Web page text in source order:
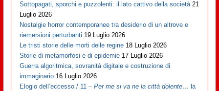
Sottopagati, sporchi e puzzolenti: il lato cattivo della società 21
Luglio 2026
Nostalgie horror contemporanee tra desiderio di un altrove e
riemersioni perturbanti 19 Luglio 2026
Le tristi storie delle morti delle regine 18 Luglio 2026
Storie di metamorfosi e di epidemie 17 Luglio 2026
Guerra algoritmica, sovranità digitale e costruzione di
immaginario 16 Luglio 2026
Elogio dell’eccesso / 11 –Per me si va ne la città dolente… la